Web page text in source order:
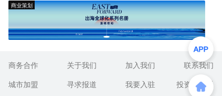
商业策划
商务合作 关于我们 加入我们
联系我们
城市加盟
寻求报道 我要入驻 投资者关系